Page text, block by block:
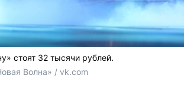
стоят 32 тысячи рублей.
Волна» / vk.com